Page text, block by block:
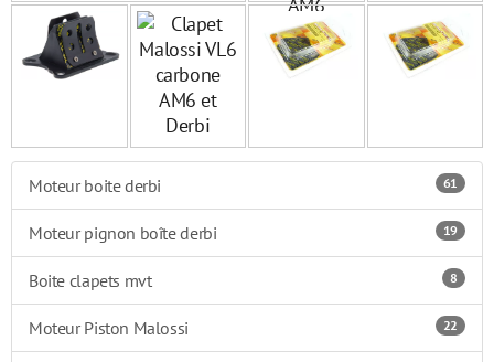
61
Moteur boite derbi
19
Moteur pignon boîte derbi
8
Boite clapets mvt
22
Moteur Piston Malossi